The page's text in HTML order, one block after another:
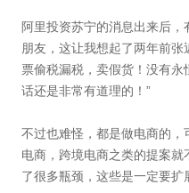
阿里投资苏宁的消息出来后
朋友，这让我想起了两年前
票偷税漏税，卖假货！没有
话还是非常有道理的！”
不过也难怪，都是做电商的
电商，跨境电商之类的提案
了很多瓶颈，这些是一定要扩